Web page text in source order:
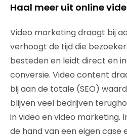
Haal meer uit online
Video marketing draagt bij
verhoogt de tijd die
besteden en leidt direct en
conversie. Video content
bij aan de totale (SEO)
blijven veel bedrijven
in video en video marketing.
de hand van een eigen case